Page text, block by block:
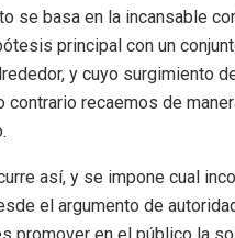
se basa en la incansable
principal con un
y cuyo surgimiento
contrario recaemos de
así, y se impone cual
el argumento de